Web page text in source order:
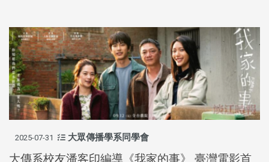
2025-07-31 大眾傳播學系同學會
大傳系校友潘客印編導《我家的事》 臺灣電影首